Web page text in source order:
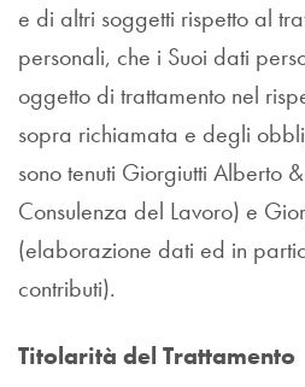
e di altri soggetti rispetto al
personali, che i Suoi dati
oggetto di trattamento nel
sopra richiamata e degli
sono tenuti Giorgiutti Alberto
Consulenza del Lavoro) e
(elaborazione dati ed in
contributi).
Titolarità del Trattamento